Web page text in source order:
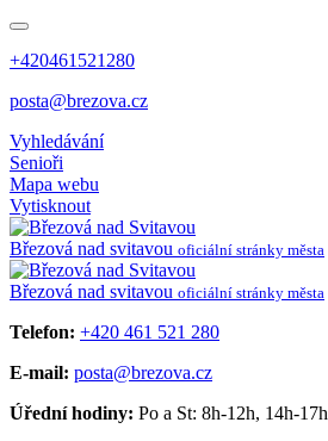
+420461521280
posta@brezova.cz
Vyhledávání
Senioři
Mapa webu
Vytisknout
Březová nad svitavou oficiální stránky města
Březová nad svitavou oficiální stránky města
Telefon: +420 461 521 280
E-mail: posta@brezova.cz
Úřední hodiny: Po a St: 8h-12h, 14h-17h